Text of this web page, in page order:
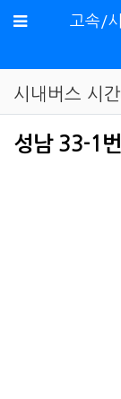
메뉴
고속/
시내버스 시
성남 33-1